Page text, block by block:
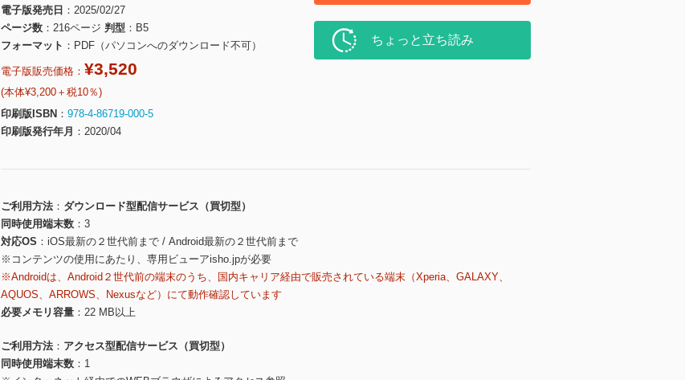
電子版発売日
2025/02/27
ページ数
216ページ 判型
B5
フォーマット
PDF（パソコンへのダウンロード不可）
電子版販売価格： ¥3,520
(本体¥3,200＋税10％)
印刷版ISBN
978-4-86719-000-5
印刷版発行年月
2020/04
ちょっと立ち読み
ご利用方法
ダウンロード型配信サービス（買切型）
同時使用端末数
3
対応OS
iOS最新の２世代前まで / Android最新の２世代前まで
※コンテンツの使用にあたり、専用ビューアisho.jpが必要
※Androidは、Android２世代前の端末のうち、国内キャリア経由で販売されている端末（Xperia、GALAXY、
AQUOS、ARROWS、Nexusなど）にて動作確認しています
必要メモリ容量
22 MB以上
ご利用方法
アクセス型配信サービス（買切型）
同時使用端末数
1